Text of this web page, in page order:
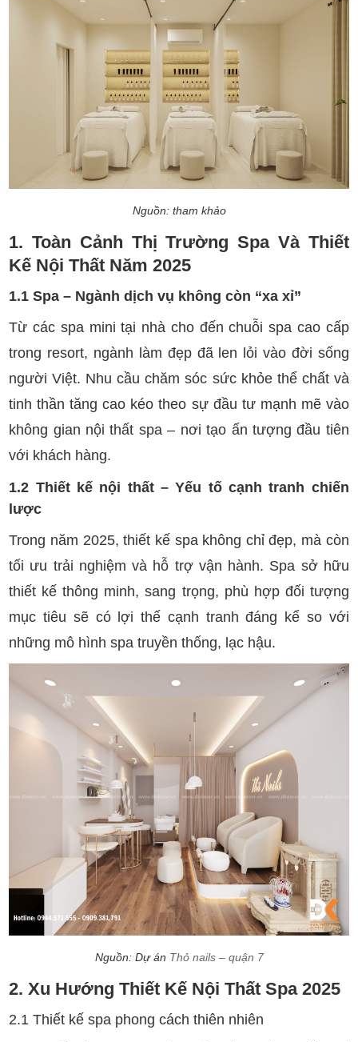
Nguồn: tham khảo
1. Toàn Cảnh Thị Trường Spa Và Thiết
Kế Nội Thất Năm 2025
1.1 Spa – Ngành dịch vụ không còn “xa xỉ”
Từ các spa mini tại nhà cho đến chuỗi spa cao cấp
trong resort, ngành làm đẹp đã len lỏi vào đời sống
người Việt. Nhu cầu chăm sóc sức khỏe thể chất và
tinh thần tăng cao kéo theo sự đầu tư mạnh mẽ vào
không gian nội thất spa – nơi tạo ấn tượng đầu tiên
với khách hàng.
1.2 Thiết kế nội thất – Yếu tố cạnh tranh chiến
lược
Trong năm 2025, thiết kế spa không chỉ đẹp, mà còn
tối ưu trải nghiệm và hỗ trợ vận hành. Spa sở hữu
thiết kế thông minh, sang trọng, phù hợp đối tượng
mục tiêu sẽ có lợi thế cạnh tranh đáng kể so với
những mô hình spa truyền thống, lạc hậu.
Nguồn: Dự án Thỏ nails – quận 7
2. Xu Hướng Thiết Kế Nội Thất Spa 2025
2.1 Thiết kế spa phong cách thiên nhiên